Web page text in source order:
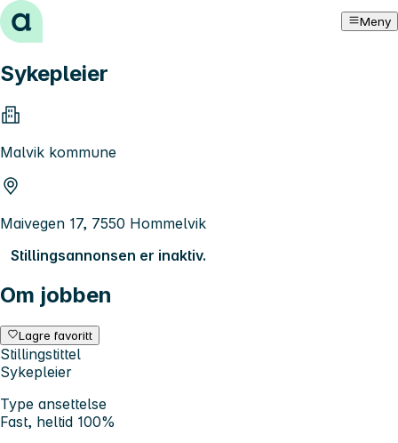
Hopp til innhold Meny
Sykepleier
Malvik kommune
Maivegen 17, 7550 Hommelvik
Stillingsannonsen er inaktiv.
Om jobben
Lagre favoritt
Stillingstittel
Sykepleier
Type ansettelse
Fast, heltid 100%